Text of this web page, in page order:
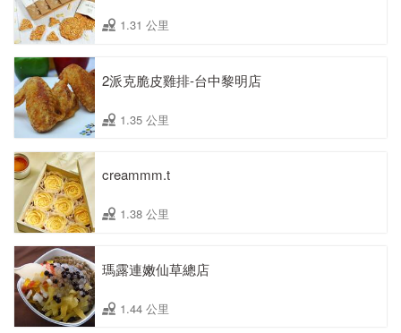
1.31 公里
2派克脆皮雞排-台中黎明店
1.35 公里
creammm.t
1.38 公里
瑪露連嫩仙草總店
1.44 公里